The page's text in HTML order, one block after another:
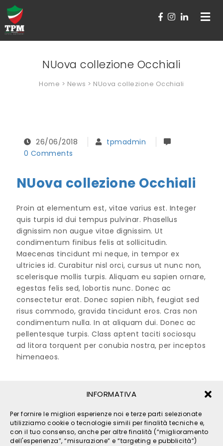
INFORMATIVA
Per fornire le migliori esperienze noi e terze parti selezionate
utilizziamo cookie o tecnologie simili per finalità tecniche e,
con il tuo consenso, anche per altre finalità (“miglioramento
dell'esperienza”, “misurazione” e “targeting e pubblicità”)
Toggle
NUova collezione Occhiali
Home > News > NUova collezione Occhiali
26/06/2018
tpmadmin
0 Comments
NUova collezione Occhiali
Proin at elementum est, vitae varius est. Integer
quis turpis id dui tempus pulvinar. Phasellus
dignissim non augue vitae dignissim. Ut
condimentum finibus felis at sollicitudin.
Maecenas tincidunt mi neque, in tempor ex
ultricies id. Curabitur nisl orci, cursus ut nunc non,
scelerisque mollis turpis. Aliquam eu sapien ornare,
egestas felis sed, lobortis nunc. Donec ac
consectetur erat. Donec sapien nibh, feugiat sed
risus commodo, gravida tincidunt eros. Cras non
condimentum nulla. In at aliquam dui. Donec ac
pellentesque turpis. Class aptent taciti sociosqu
ad litora torquent per conubia nostra, per inceptos
himenaeos.